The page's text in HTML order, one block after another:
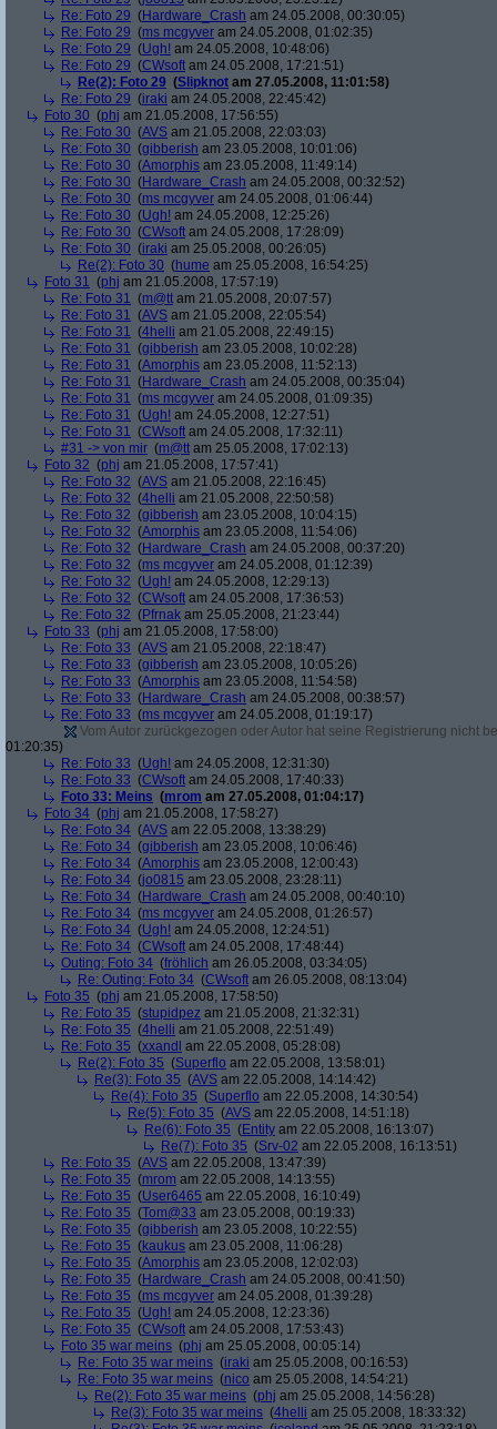
Re: Foto 29 (Hardware_Crash am 24.05.2008, 00:30:05)
Re: Foto 29 (ms mcgyver am 24.05.2008, 01:02:35)
Re: Foto 29 (Ugh! am 24.05.2008, 10:48:06)
Re: Foto 29 (CWsoft am 24.05.2008, 17:21:51)
Re(2): Foto 29 (Slipknot am 27.05.2008, 11:01:58)
Re: Foto 29 (iraki am 24.05.2008, 22:45:42)
Foto 30 (phj am 21.05.2008, 17:56:55)
Re: Foto 30 (AVS am 21.05.2008, 22:03:03)
Re: Foto 30 (gibberish am 23.05.2008, 10:01:06)
Re: Foto 30 (Amorphis am 23.05.2008, 11:49:14)
Re: Foto 30 (Hardware_Crash am 24.05.2008, 00:32:52)
Re: Foto 30 (ms mcgyver am 24.05.2008, 01:06:44)
Re: Foto 30 (Ugh! am 24.05.2008, 12:25:26)
Re: Foto 30 (CWsoft am 24.05.2008, 17:28:09)
Re: Foto 30 (iraki am 25.05.2008, 00:26:05)
Re(2): Foto 30 (hume am 25.05.2008, 16:54:25)
Foto 31 (phj am 21.05.2008, 17:57:19)
Re: Foto 31 (m@tt am 21.05.2008, 20:07:57)
Re: Foto 31 (AVS am 21.05.2008, 22:05:54)
Re: Foto 31 (4helli am 21.05.2008, 22:49:15)
Re: Foto 31 (gibberish am 23.05.2008, 10:02:28)
Re: Foto 31 (Amorphis am 23.05.2008, 11:52:13)
Re: Foto 31 (Hardware_Crash am 24.05.2008, 00:35:04)
Re: Foto 31 (ms mcgyver am 24.05.2008, 01:09:35)
Re: Foto 31 (Ugh! am 24.05.2008, 12:27:51)
Re: Foto 31 (CWsoft am 24.05.2008, 17:32:11)
#31 -> von mir (m@tt am 25.05.2008, 17:02:13)
Foto 32 (phj am 21.05.2008, 17:57:41)
Re: Foto 32 (AVS am 21.05.2008, 22:16:45)
Re: Foto 32 (4helli am 21.05.2008, 22:50:58)
Re: Foto 32 (gibberish am 23.05.2008, 10:04:15)
Re: Foto 32 (Amorphis am 23.05.2008, 11:54:06)
Re: Foto 32 (Hardware_Crash am 24.05.2008, 00:37:20)
Re: Foto 32 (ms mcgyver am 24.05.2008, 01:12:39)
Re: Foto 32 (Ugh! am 24.05.2008, 12:29:13)
Re: Foto 32 (CWsoft am 24.05.2008, 17:36:53)
Re: Foto 32 (Pfrnak am 25.05.2008, 21:23:44)
Foto 33 (phj am 21.05.2008, 17:58:00)
Re: Foto 33 (AVS am 21.05.2008, 22:18:47)
Re: Foto 33 (gibberish am 23.05.2008, 10:05:26)
Re: Foto 33 (Amorphis am 23.05.2008, 11:54:58)
Re: Foto 33 (Hardware_Crash am 24.05.2008, 00:38:57)
Re: Foto 33 (ms mcgyver am 24.05.2008, 01:19:17)
Vom Autor zurückgezogen oder Autor hat seine Registrierung nicht
01:20:35)
Re: Foto 33 (Ugh! am 24.05.2008, 12:31:30)
Re: Foto 33 (CWsoft am 24.05.2008, 17:40:33)
Foto 33: Meins (mrom am 27.05.2008, 01:04:17)
Foto 34 (phj am 21.05.2008, 17:58:27)
Re: Foto 34 (AVS am 22.05.2008, 13:38:29)
Re: Foto 34 (gibberish am 23.05.2008, 10:06:46)
Re: Foto 34 (Amorphis am 23.05.2008, 12:00:43)
Re: Foto 34 (jo0815 am 23.05.2008, 23:28:11)
Re: Foto 34 (Hardware_Crash am 24.05.2008, 00:40:10)
Re: Foto 34 (ms mcgyver am 24.05.2008, 01:26:57)
Re: Foto 34 (Ugh! am 24.05.2008, 12:24:51)
Re: Foto 34 (CWsoft am 24.05.2008, 17:48:44)
Outing: Foto 34 (fröhlich am 26.05.2008, 03:34:05)
Re: Outing: Foto 34 (CWsoft am 26.05.2008, 08:13:04)
Foto 35 (phj am 21.05.2008, 17:58:50)
Re: Foto 35 (stupidpez am 21.05.2008, 21:32:31)
Re: Foto 35 (4helli am 21.05.2008, 22:51:49)
Re: Foto 35 (xxandl am 22.05.2008, 05:28:08)
Re(2): Foto 35 (Superflo am 22.05.2008, 13:58:01)
Re(3): Foto 35 (AVS am 22.05.2008, 14:14:42)
Re(4): Foto 35 (Superflo am 22.05.2008, 14:30:54)
Re(5): Foto 35 (AVS am 22.05.2008, 14:51:18)
Re(6): Foto 35 (Entity am 22.05.2008, 16:13:07)
Re(7): Foto 35 (Srv-02 am 22.05.2008, 16:13:51)
Re: Foto 35 (AVS am 22.05.2008, 13:47:39)
Re: Foto 35 (mrom am 22.05.2008, 14:13:55)
Re: Foto 35 (User6465 am 22.05.2008, 16:10:49)
Re: Foto 35 (Tom@33 am 23.05.2008, 00:19:33)
Re: Foto 35 (gibberish am 23.05.2008, 10:22:55)
Re: Foto 35 (kaukus am 23.05.2008, 11:06:28)
Re: Foto 35 (Amorphis am 23.05.2008, 12:02:03)
Re: Foto 35 (Hardware_Crash am 24.05.2008, 00:41:50)
Re: Foto 35 (ms mcgyver am 24.05.2008, 01:39:28)
Re: Foto 35 (Ugh! am 24.05.2008, 12:23:36)
Re: Foto 35 (CWsoft am 24.05.2008, 17:53:43)
Foto 35 war meins (phj am 25.05.2008, 00:05:14)
Re: Foto 35 war meins (iraki am 25.05.2008, 00:16:53)
Re: Foto 35 war meins (nico am 25.05.2008, 14:54:21)
Re(2): Foto 35 war meins (phj am 25.05.2008, 14:56:28)
Re(3): Foto 35 war meins (4helli am 25.05.2008, 18:33:32)